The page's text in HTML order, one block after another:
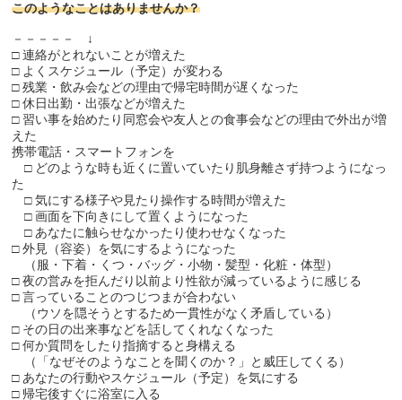
このようなことはありませんか？
－－－－－ ↓
□ 連絡がとれないことが増えた
□ よくスケジュール（予定）が変わる
□ 残業・飲み会などの理由で帰宅時間が遅くなった
□ 休日出勤・出張などが増えた
□ 習い事を始めたり同窓会や友人との食事会などの理由で外出が増
えた
携帯電話・スマートフォンを
□ どのような時も近くに置いていたり肌身離さず持つようになっ
た
□ 気にする様子や見たり操作する時間が増えた
□ 画面を下向きにして置くようになった
□ あなたに触らせなかったり使わせなくなった
□ 外見（容姿）を気にするようになった
（服・下着・くつ・バッグ・小物・髪型・化粧・体型）
□ 夜の営みを拒んだり以前より性欲が減っているように感じる
□ 言っていることのつじつまが合わない
（ウソを隠そうとするため一貫性がなく矛盾している）
□ その日の出来事などを話してくれなくなった
□ 何か質問をしたり指摘すると身構える
（「なぜそのようなことを聞くのか？」と威圧してくる）
□ あなたの行動やスケジュール（予定）を気にする
□ 帰宅後すぐに浴室に入る